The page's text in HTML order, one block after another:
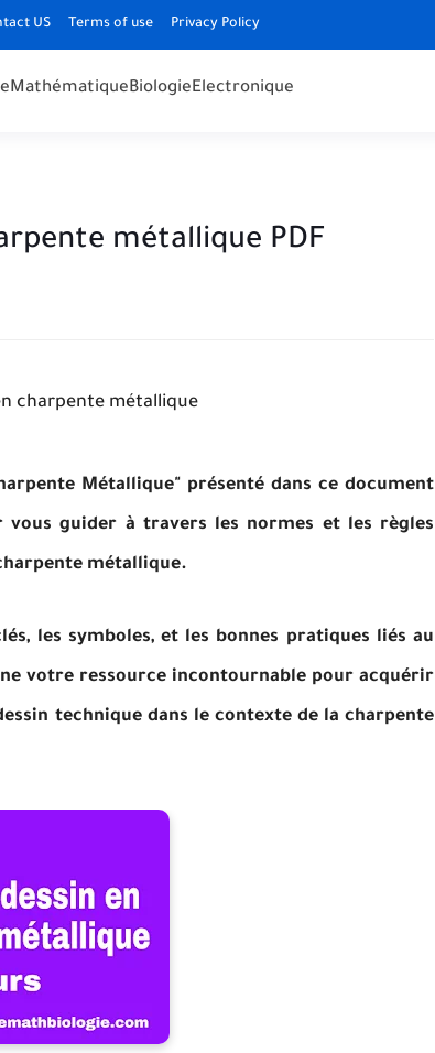
US Terms of use Privacy Policy
MathématiqueBiologieElectronique
métallique PDF
charpente métallique
Métallique" présenté dans ce document
vous guider à travers les normes et les règles
métallique.
les symboles, et les bonnes pratiques liés au
votre ressource incontournable pour acquérir
technique dans le contexte de la charpente